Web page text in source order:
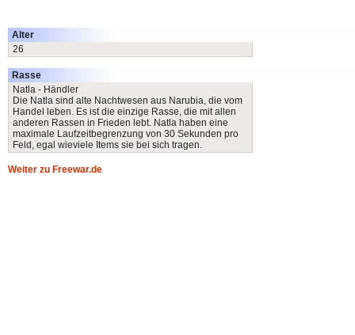
Alter
26
Rasse
Natla - Händler
Die Natla sind alte Nachtwesen aus Narubia, die vom
Handel leben. Es ist die einzige Rasse, die mit allen
anderen Rassen in Frieden lebt. Natla haben eine
maximale Laufzeitbegrenzung von 30 Sekunden pro
Feld, egal wieviele Items sie bei sich tragen.
Weiter zu Freewar.de